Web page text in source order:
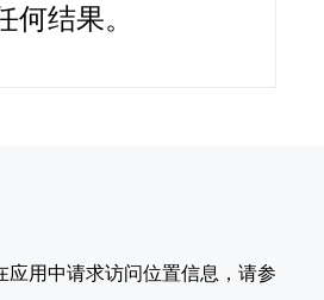
何结果。
应用中请求访问位置信息，请参